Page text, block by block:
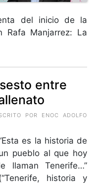
del inicio de la
Rafa Manjarrez: La
entre
POR ENOC ADOLFO
es la historia de
pueblo al que hoy
llaman Tenerife…”
historia y